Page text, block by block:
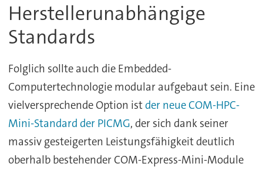
Herstellerunabhängige
Standards
Folglich sollte auch die Embedded-
Computertechnologie modular aufgebaut sein. Eine
vielversprechende Option istder neue COM-HPC-
Mini-Standard der PICMG, der sich dank seiner
massiv gesteigerten Leistungsfähigkeit deutlich
oberhalb bestehender COM-Express-Mini-Module